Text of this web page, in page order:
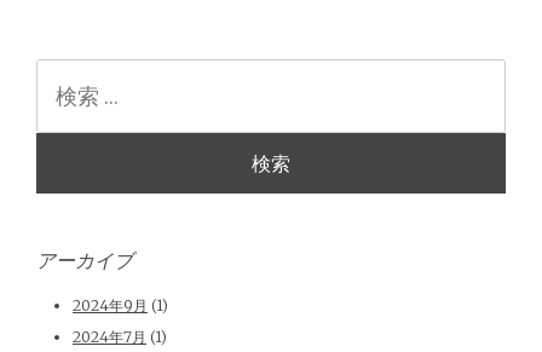
アーカイブ
2024年9月 (1)
2024年7月 (1)